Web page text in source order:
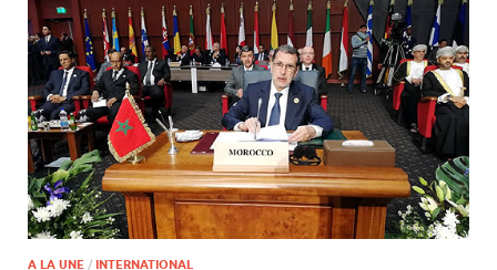
A LA UNE / INTERNATIONAL